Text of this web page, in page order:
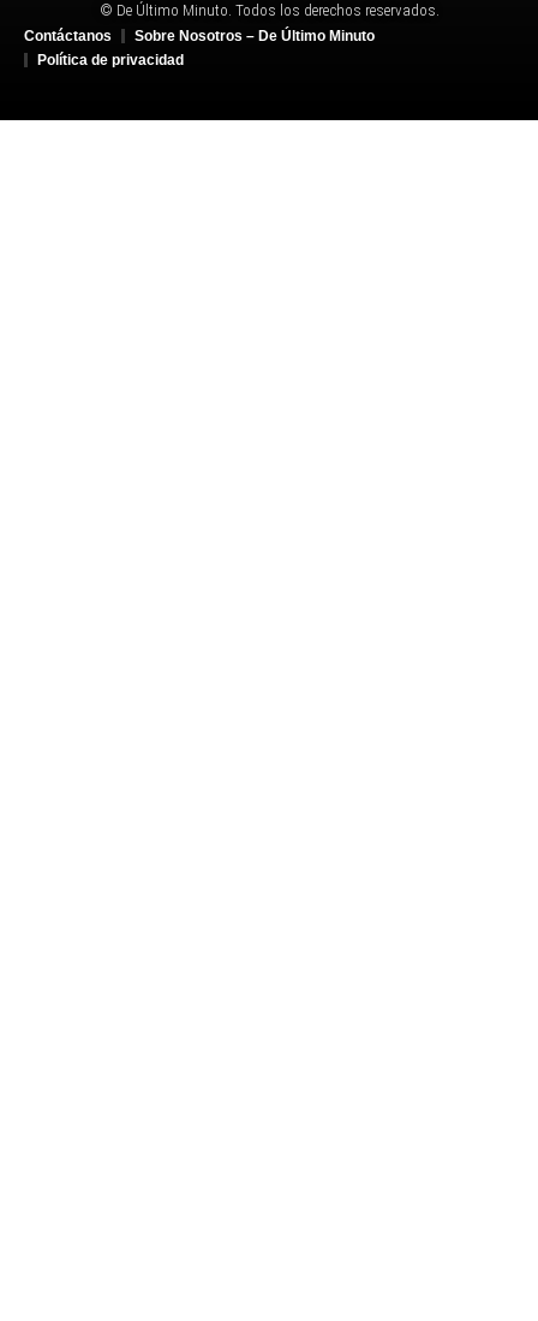
© De Último Minuto. Todos los derechos reservados.
Contáctanos
Sobre Nosotros – De Último Minuto
Política de privacidad